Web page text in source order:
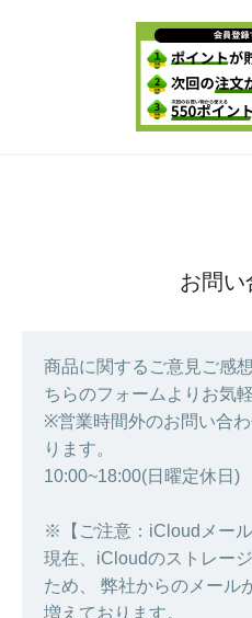
お問い
商品に関するご意見ご感
ちらのフォームよりお気
※営業時間外のお問い合
ります。
10:00~18:00(日曜定休日)
※【ご注意：iCloudメール
現在、iCloudのストレー
ため、 弊社からのメール
増えております。